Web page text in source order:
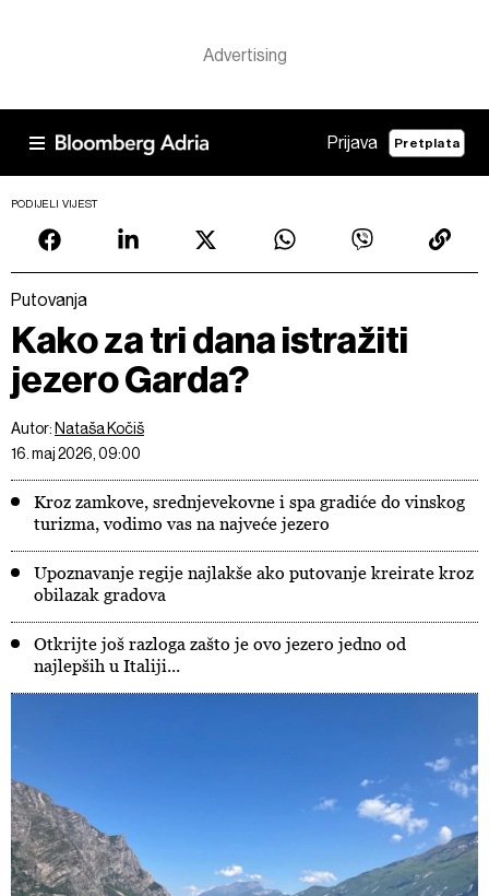
Prijava Pretplata
PODIJELI VIJEST
Putovanja
Kako za tri dana istražiti
jezero Garda?
Autor: Nataša Kočiš
16. maj 2026, 09:00
Kroz zamkove, srednjevekovne i spa gradiće do vinskog
turizma, vodimo vas na najveće jezero
Upoznavanje regije najlakše ako putovanje kreirate kroz
obilazak gradova
Otkrijte još razloga zašto je ovo jezero jedno od
najlepših u Italiji...